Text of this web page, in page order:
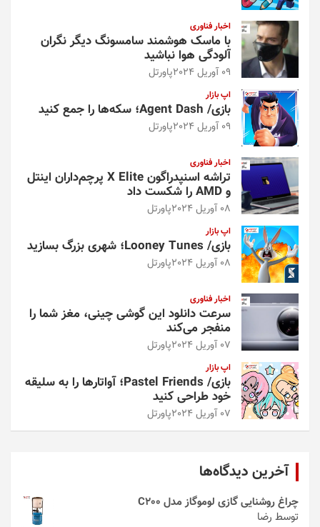
اخبار فناوری
با ماسک هوشمند سامسونگ دیگر نگران
آلودگی هوا نباشید
09 آوریل 2024 پاورتل
اپ بازار
بازی/ Agent Dash؛ سکه‌ها را جمع کنید
09 آوریل 2024 پاورتل
اخبار فناوری
تراشه اسنپدراگون X Elite پرچم‌داران اینتل
و AMD را شکست داد
08 آوریل 2024 پاورتل
اپ بازار
بازی/ Looney Tunes؛ شهری بزرگ بسازید
08 آوریل 2024 پاورتل
اخبار فناوری
سرعت دانلود این گوشی چینی، مغز شما را
منفجر می‌کند
07 آوریل 2024 پاورتل
اپ بازار
بازی/ Pastel Friends؛ آواتارها را به سلیقه
خود طراحی کنید
07 آوریل 2024 پاورتل
آخرین دیدگاه‌ها
چراغ روشنایی گازی لوموگاز مدل C200
توسط رضا